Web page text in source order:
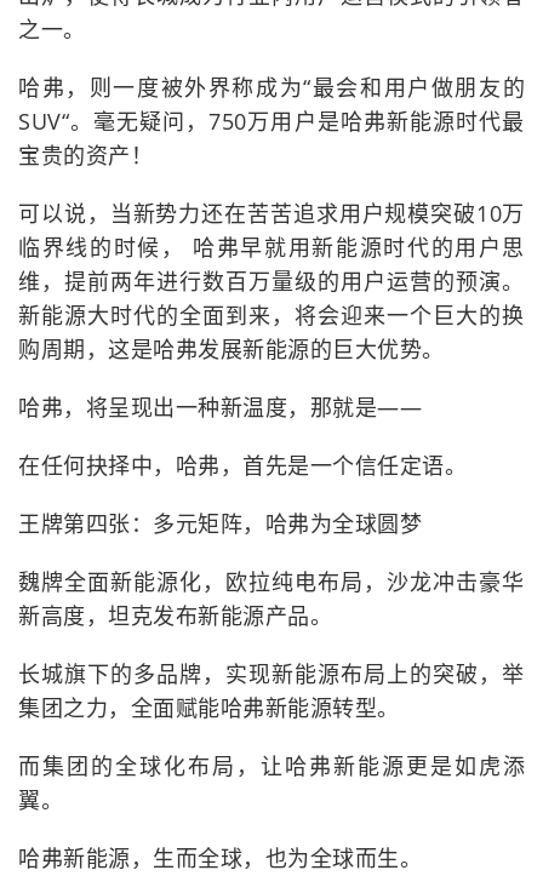
之一。
哈弗，则一度被外界称成为“最会和用户做朋友的
SUV“。毫无疑问，750万用户是哈弗新能源时代最
宝贵的资产！
可以说，当新势力还在苦苦追求用户规模突破10万
临界线的时候， 哈弗早就用新能源时代的用户思
维，提前两年进行数百万量级的用户运营的预演。
新能源大时代的全面到来，将会迎来一个巨大的换
购周期，这是哈弗发展新能源的巨大优势。
哈弗，将呈现出一种新温度，那就是——
在任何抉择中，哈弗，首先是一个信任定语。
王牌第四张：多元矩阵，哈弗为全球圆梦
魏牌全面新能源化，欧拉纯电布局，沙龙冲击豪华
新高度，坦克发布新能源产品。
长城旗下的多品牌，实现新能源布局上的突破，举
集团之力，全面赋能哈弗新能源转型。
而集团的全球化布局，让哈弗新能源更是如虎添
翼。
哈弗新能源，生而全球，也为全球而生。